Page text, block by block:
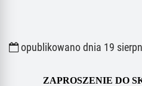
opublikowano dnia 19
ZAPROSZENIE DO